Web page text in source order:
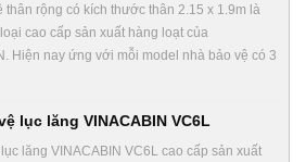
thân rộng có kích thước thân 2.15 x 1.9m là
cao cấp sản xuất hàng loạt của
Hiện nay ứng với mỗi model nhà bảo vệ có 3
lục lăng VINACABIN VC6L
lăng VINACABIN VC6L cao cấp sản xuất